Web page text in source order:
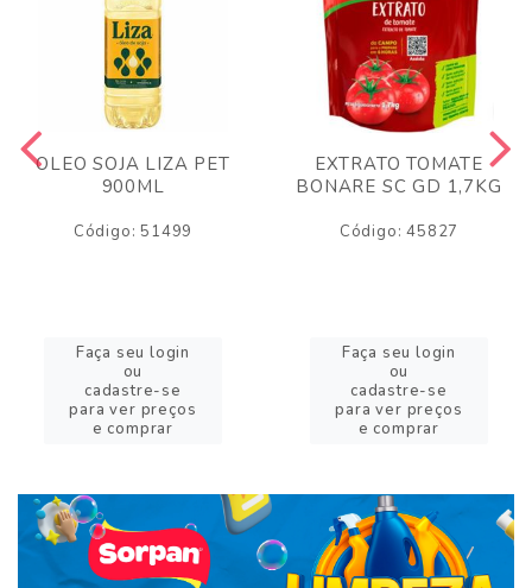
OLEO SOJA LIZA PET
900ML
Código: 51499
Faça seu login
ou
cadastre-se
para ver preços
e comprar
EXTRATO TOMATE
BONARE SC GD 1,7KG
Código: 45827
Faça seu login
ou
cadastre-se
para ver preços
e comprar